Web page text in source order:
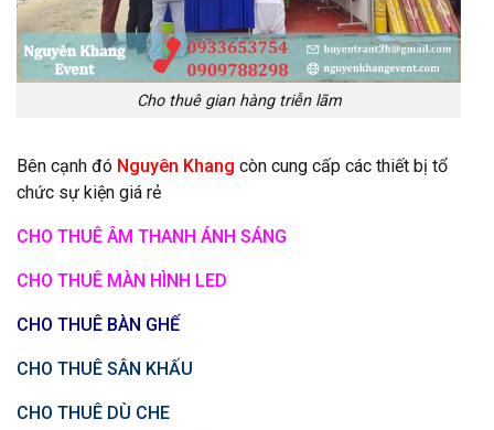
Cho thuê gian hàng triễn lãm
Bên cạnh đó Nguyên Khang còn cung cấp các thiết bị tổ
chức sự kiện giá rẻ
CHO THUÊ ÂM THANH ÁNH SÁNG
CHO THUÊ MÀN HÌNH LED
CHO THUÊ BÀN GHẾ
CHO THUÊ SÂN KHẤU
CHO THUÊ DÙ CHE